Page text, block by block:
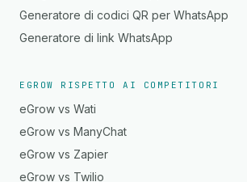
Generatore di codici QR per WhatsApp
Generatore di link WhatsApp
EGROW RISPETTO AI COMPETITORI
eGrow vs Wati
eGrow vs ManyChat
eGrow vs Zapier
eGrow vs Twilio